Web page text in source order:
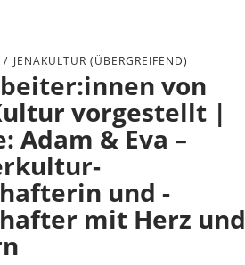
JENAKULTUR (ÜBERGREIFEND)
von
vorgestellt |
Adam & Eva –
und -
mit Herz und